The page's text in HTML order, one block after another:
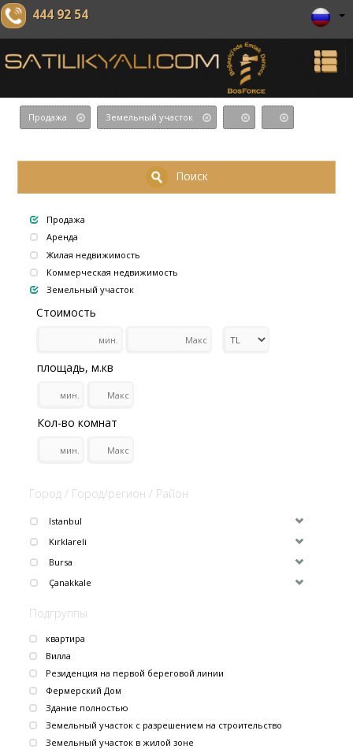
444 92 54
Продажа Земельный участок
Поиск
Продажа
Аренда
Жилая недвижимость
Коммерческая недвижимость
Земельный участок
Стоимость
площадь, м.кв
Кол-во комнат
Город / Город/регион / Район
Istanbul
Kırklareli
Bursa
Çanakkale
Подгруппы
квартира
Вилла
Резиденция на первой береговой линии
Фермерский Дом
Здание полностью
Земельный участок с разрешением на строительство
Земельный участок в жилой зоне